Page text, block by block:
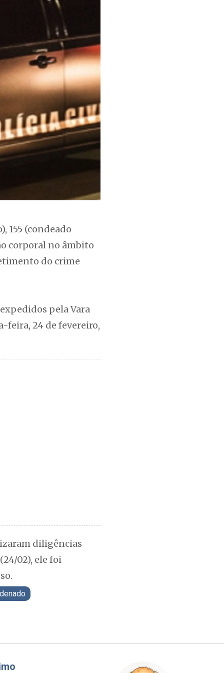
155 (condeado
corporal no âmbito
do crime
pela Vara
feira, 24 de fevereiro,
diligências
02), ele foi
Prisco Paraíso